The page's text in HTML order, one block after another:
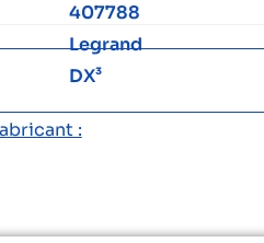
407788
Legrand
DX³
: